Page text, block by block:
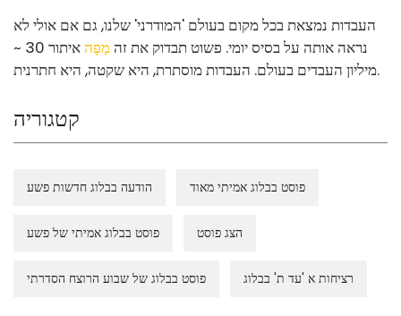
העבדות נמצאת בכל מקום בעולם 'המודרני' שלנו, גם אם אולי לא
נראה אותה על בסיס יומי. פשוט תבדוק את זה מַפָּה
איתור 30 ~
מיליון העבדים בעולם. העבדות מוסתרת, היא שקטה, היא חתרנית.
קטגוריה
הודעה בבלוג חדשות פשע פוסט בבלוג אמיתי מאוד
פוסט בבלוג אמיתי של פשע הצג פוסט
פוסט בבלוג של שבוע הרוצח הסדרתי רציחות א 'עד ת' בבלוג